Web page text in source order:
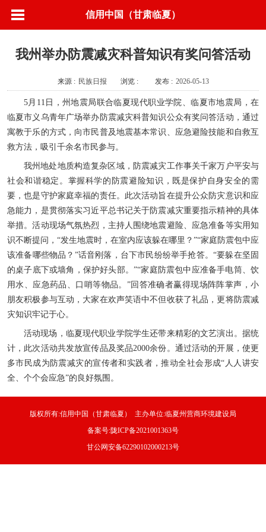
信用中国（甘肃临夏）
我州举办防震减灾科普知识有奖问答活动
来源 : 民族日报 浏览 : 发布 : 2026-05-13
5月11日，州地震局联合临夏现代职业学院、临夏市地震局，在
临夏市义乌青年广场举办防震减灾科普知识公众有奖问答活动，通过
寓教于乐的方式，向市民普及地震基本常识、应急避险技能和自救互
救方法，吸引千余名市民参与。
我州地处地质构造复杂区域，防震减灾工作事关千家万户平安与
社会和谐稳定。掌握科学的防震避险知识，既是保护自身安全的需
要，也是守护家庭幸福的责任。此次活动旨在提升公众防灾意识和应
急能力，是贯彻落实习近平总书记关于防震减灾重要指示精神的具体
举措。活动现场气氛热烈，主持人围绕地震避险、应急准备等实用知
识不断提问，“发生地震时，在室内应该躲在哪里？”“家庭防震包中应
该准备哪些物品？”话音刚落，台下市民纷纷举手抢答。“要躲在坚固
的桌子底下或墙角，保护好头部。”“家庭防震包中应准备手电筒、饮
用水、应急药品、口哨等物品。”回答准确者赢得现场阵阵掌声，小
朋友积极参与互动，大家在欢声笑语中不但收获了礼品，更将防震减
灾知识牢记于心。
活动现场，临夏现代职业学院学生还带来精彩的文艺演出。据统
计，此次活动共发放宣传品及奖品2000余份。通过活动的开展，使更
多市民成为防震减灾的宣传者和实践者，推动全社会形成“人人讲安
全、个个会应急”的良好氛围。
版权所有:信用中国（甘肃临夏） 主办单位:临夏州营商环境建设局
备案号:陇ICP备2021001363号
甘公网安备62290102000213号